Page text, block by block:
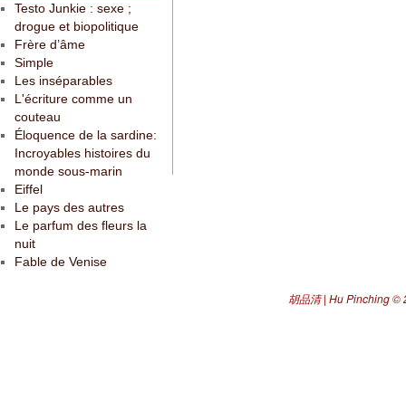
Testo Junkie : sexe ;
drogue et biopolitique
Frère d’âme
Simple
Les inséparables
L'écriture comme un
couteau
Éloquence de la sardine:
Incroyables histoires du
monde sous-marin
Eiffel
Le pays des autres
Le parfum des fleurs la
nuit
Fable de Venise
胡品清 | Hu Pinching©